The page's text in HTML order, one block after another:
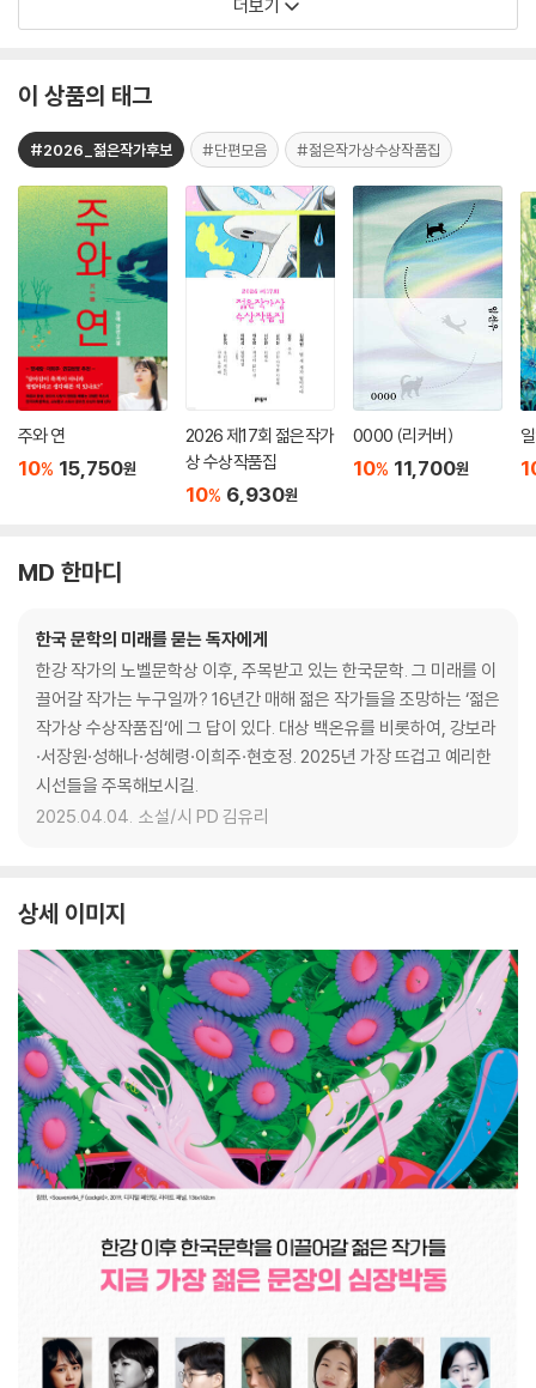
더보기
이 상품의 태그
#2026_젊은작가후보 #단편모음 #젊은작가상수상작품집
주와 연
10% 15,750원
2026 제17회 젊은작가
상 수상작품집
10% 6,930원
0000 (리커버)
10% 11,700원
MD 한마디
한국 문학의 미래를 묻는 독자에게
한강 작가의 노벨문학상 이후, 주목받고 있는 한국문학. 그 미래를 이
끌어갈 작가는 누구일까? 16년간 매해 젊은 작가들을 조망하는 ‘젊은
작가상 수상작품집‘에 그 답이 있다. 대상 백온유를 비롯하여, 강보라
·서장원·성해나·성혜령·이희주·현호정. 2025년 가장 뜨겁고 예리한
시선들을 주목해보시길.
2025.04.04. 소설/시 PD 김유리
상세 이미지